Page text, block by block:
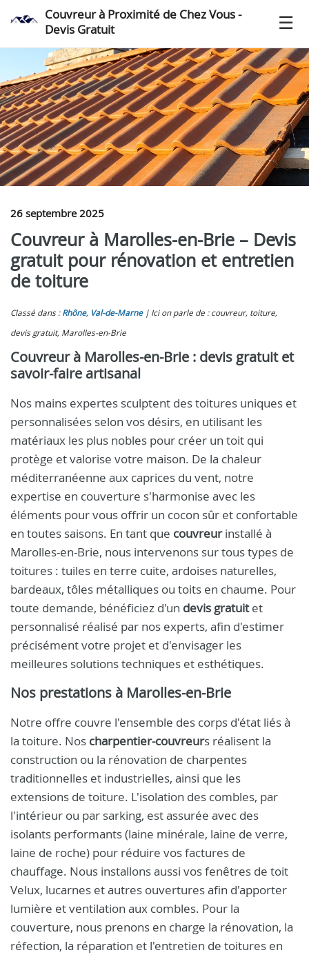
Couvreur à Proximité de Chez Vous -
Devis Gratuit
26 septembre 2025
Couvreur à Marolles-en-Brie – Devis
gratuit pour rénovation et entretien
de toiture
Classé dans : Rhône, Val-de-Marne
Ici on parle de : couvreur, toiture,
devis gratuit, Marolles-en-Brie
Couvreur à Marolles-en-Brie : devis gratuit et
savoir-faire artisanal
Nos mains expertes sculptent des toitures uniques et
personnalisées selon vos désirs, en utilisant les
matériaux les plus nobles pour créer un toit qui
protège et valorise votre maison. De la chaleur
méditerranéenne aux caprices du vent, notre
expertise en couverture s'harmonise avec les
éléments pour vous offrir un cocon sûr et confortable
en toutes saisons. En tant que couvreurinstallé à
Marolles-en-Brie, nous intervenons sur tous types de
toitures : tuiles en terre cuite, ardoises naturelles,
bardeaux, tôles métalliques ou toits en chaume. Pour
toute demande, bénéficiez d'un devis gratuitet
personnalisé réalisé par nos experts, afin d'estimer
précisément votre projet et d'envisager les
meilleures solutions techniques et esthétiques.
Nos prestations à Marolles-en-Brie
Notre offre couvre l'ensemble des corps d'état liés à
la toiture. Nos charpentier-couvreurs réalisent la
construction ou la rénovation de charpentes
traditionnelles et industrielles, ainsi que les
extensions de toiture. L'isolation des combles, par
l'intérieur ou par sarking, est assurée avec des
isolants performants (laine minérale, laine de verre,
laine de roche) pour réduire vos factures de
chauffage. Nous installons aussi vos fenêtres de toit
Velux, lucarnes et autres ouvertures afin d'apporter
lumière et ventilation aux combles. Pour la
couverture, nous prenons en charge la rénovation, la
réfection, la réparation et l'entretien de toitures en